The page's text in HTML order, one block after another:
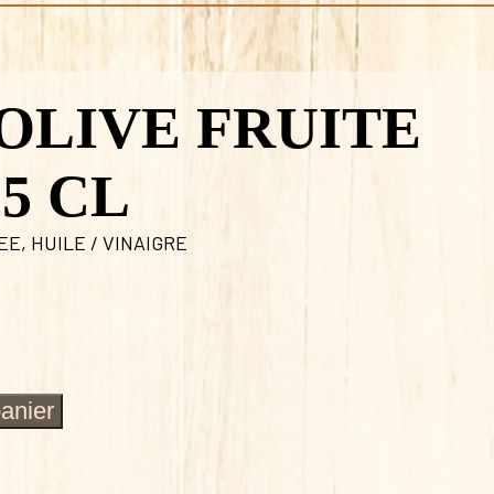
FRUITE
CL
, HUILE / VINAIGRE